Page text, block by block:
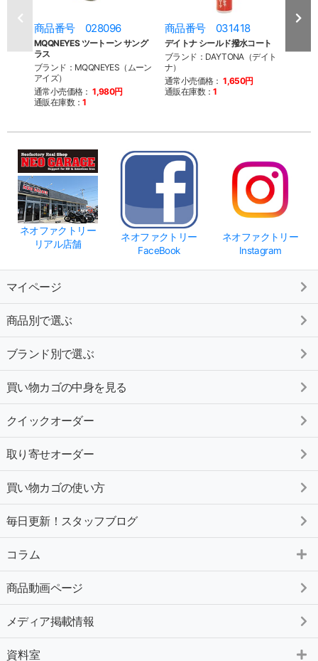
商品番号 028096
MQQNEYES ツートーン サング
ラス
ブランド：MQQNEYES（ムーン
アイズ）
通常小売価格： 1,980円
通販在庫数：1
商品番号 031418
デイトナ シールド撥水コート
ブランド：DAYTONA（デイト
ナ）
通常小売価格： 1,650円
通販在庫数：1
ネオファクトリー
リアル店舗
ネオファクトリー
FaceBook
ネオファクトリー
Instagram
マイページ
商品別で選ぶ
ブランド別で選ぶ
買い物カゴの中身を見る
クイックオーダー
取り寄せオーダー
買い物カゴの使い方
毎日更新！スタッフブログ
コラム
商品動画ページ
メディア掲載情報
資料室